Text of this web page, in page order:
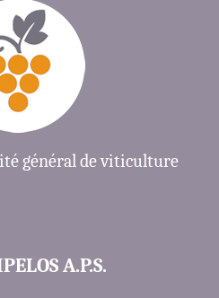
général de viticulture
A.P.S.